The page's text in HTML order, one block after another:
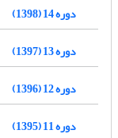
دوره 14 (1398)
دوره 13 (1397)
دوره 12 (1396)
دوره 11 (1395)